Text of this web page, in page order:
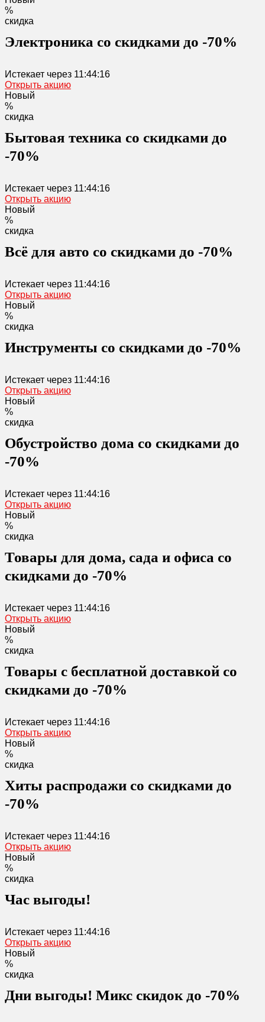
%
скидка
Электроника со скидками до -70%
Истекает через 11:44:16
Открыть акцию
Новый
%
скидка
Бытовая техника со скидками до
-70%
Истекает через 11:44:16
Открыть акцию
Новый
%
скидка
Всё для авто со скидками до -70%
Истекает через 11:44:16
Открыть акцию
Новый
%
скидка
Инструменты со скидками до -70%
Истекает через 11:44:16
Открыть акцию
Новый
%
скидка
Обустройство дома со скидками до
-70%
Истекает через 11:44:16
Открыть акцию
Новый
%
скидка
Товары для дома, сада и офиса со
скидками до -70%
Истекает через 11:44:16
Открыть акцию
Новый
%
скидка
Товары с бесплатной доставкой со
скидками до -70%
Истекает через 11:44:16
Открыть акцию
Новый
%
скидка
Хиты распродажи со скидками до
-70%
Истекает через 11:44:16
Открыть акцию
Новый
%
скидка
Час выгоды!
Истекает через 11:44:16
Открыть акцию
Новый
%
скидка
Дни выгоды! Микс скидок до -70%